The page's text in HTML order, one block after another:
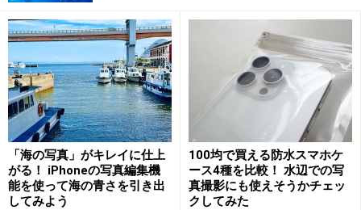
を解説します。これを理解しておくと、マニュアル設定
でイメージに合わせた写真を撮ることができます。
通常モードで夜景やイルミネーションと人物を一緒に撮
ったつもりだったのに、チェックしてみるとなんだか見
た目より暗く写ってて、ちょっとイメージと違う。そん
な経験あるかもしれませんね。フラッシュを使って、こ
んな写真が撮れたことはありませんか？
「海の写真」がキレイに仕上
がる！ iPhoneの写真編集機
能を使って海の青さを引き出
してみよう
100均で買える防水スマホケ
ース4種を比較！ 水辺での写
真撮影にも使えそうかチェッ
クしてみた